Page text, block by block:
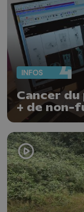
INFOS
Cancer
+ de non-